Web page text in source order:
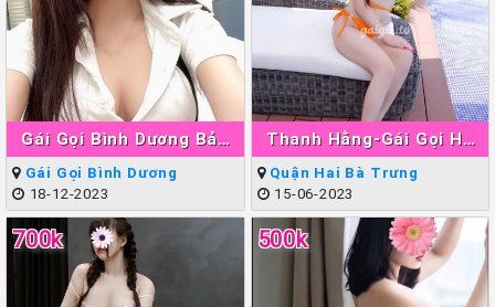
Gái Gọi Bình Dương Bảo
Ngân
Gái Gọi Bình Dương
18-12-2023
Thanh Hằng-Gái Gọi Hà
Nội Làm Tình Giỏi Đẳng
Quận Hai Bà Trưng
15-06-2023
700k 500k